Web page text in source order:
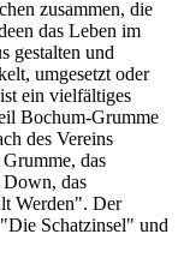
zusammen, die
das Leben im
gestalten und
umgesetzt oder
ein vielfältiges
Bochum-Grumme
des Vereins
das
Down, das
Werden". Der
Schatzinsel" und